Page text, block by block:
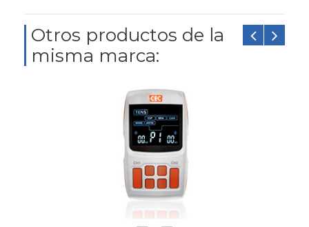
Otros productos de la
misma marca: